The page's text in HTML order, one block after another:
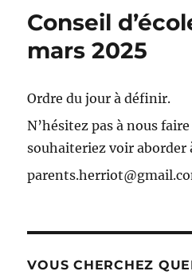
Conseil
mars 2025
Ordre du jour à définir.
N’hésitez pas à nous
souhaiteriez voir aborder
VOUS CHERCHEZ